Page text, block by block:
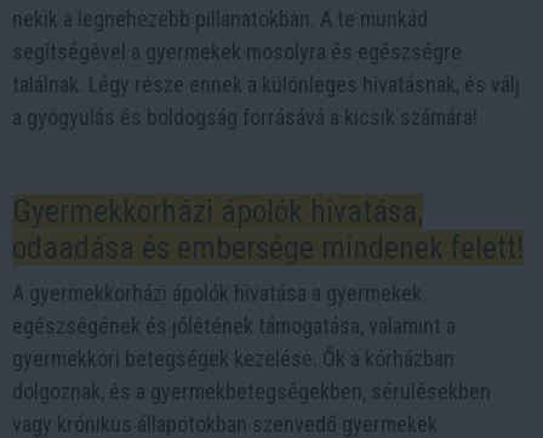
nekik a legnehezebb pillanatokban. A te munkád
segítségével a gyermekek mosolyra és egészségre
találnak. Légy része ennek a különleges hivatásnak, és válj
a gyógyulás és boldogság forrásává a kicsik számára!
Gyermekkorházi ápolók hivatása,
odaadása és embersége mindenek felett!
A gyermekkorházi ápolók hivatása a gyermekek
egészségének és jólétének támogatása, valamint a
gyermekkori betegségek kezelése. Ők a kórházban
dolgoznak, és a gyermekbetegségekben, sérülésekben
vagy krónikus állapotokban szenvedő gyermekek